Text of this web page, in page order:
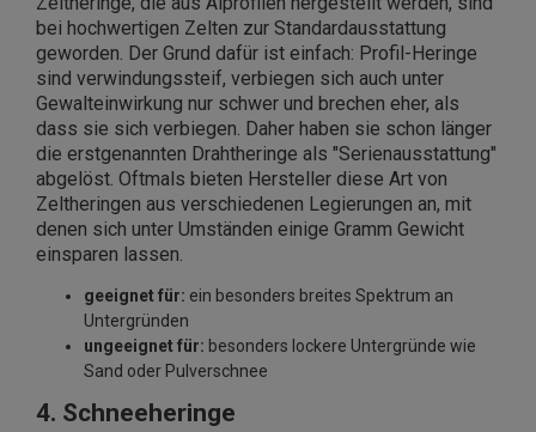
bei hochwertigen Zelten zur Standardausstattung
geworden. Der Grund dafür ist einfach: Profil-Heringe
sind verwindungssteif, verbiegen sich auch unter
Gewalteinwirkung nur schwer und brechen eher, als
dass sie sich verbiegen. Daher haben sie schon länger
die erstgenannten Drahtheringe als "Serienausstattung"
abgelöst. Oftmals bieten Hersteller diese Art von
Zeltheringen aus verschiedenen Legierungen an, mit
denen sich unter Umständen einige Gramm Gewicht
einsparen lassen.
geeignet für: ein besonders breites Spektrum an
Untergründen
ungeeignet für: besonders lockere Untergründe wie
Sand oder Pulverschnee
4. Schneeheringe